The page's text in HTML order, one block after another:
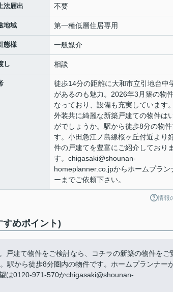
法届出 不要
地域 第一種低層住居専用
態様 一般媒介
し 相談
徒歩14分の距離に大和市立引地台中
があるのも魅力。2026年3月築の物
なっており、設備も充実しています
外装共に綺麗な新築戸建ての物件は
がでしょうか。駅から徒歩8分の物
す。小田急江ノ島線桜ヶ丘付近より
件の戸建てを豊富にご紹介しており
す。chigasaki@shounan-
homeplanner.co.jpからホームプラン
ーまでご依頼下さい。
情報
めポイント)
戸建て物件をご検討なら、コチラの新築の物件をご
駅から徒歩8分圏内の物件です。ホームプランナー
は0120-971-570かchigasaki@shounan-